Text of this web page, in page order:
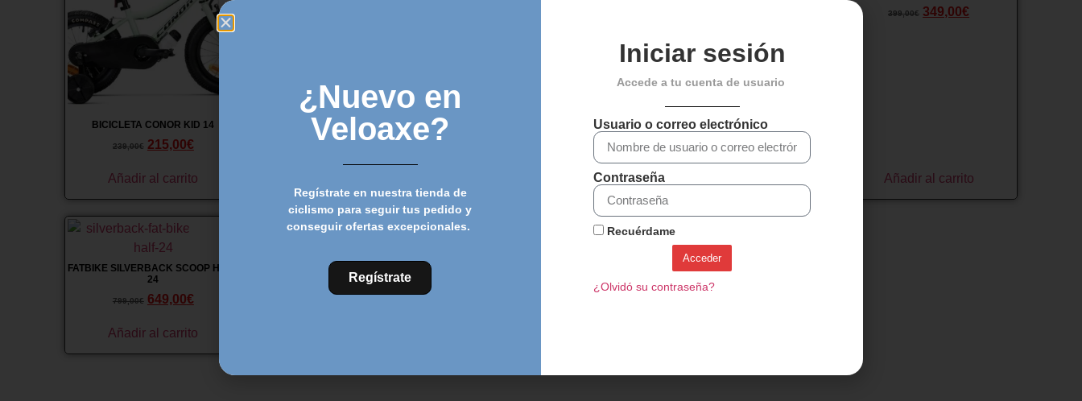
BICICLETA CONOR KID 14
239,00€ 215,00€
Añadir al carrito
BICICLETA CONOR HALEBOP 20
329,00€ 295,00€
399,00€ 349,00€
Añadir al carrito
¡Oferta!
FATBIKE SILVERBACK SCOOP HALF
24
799,00€ 649,00€
Añadir al carrito
¿Nuevo en
Veloaxe?
Regístrate en nuestra tienda de
ciclismo para seguir tus pedido y
conseguir ofertas excepcionales.
Regístrate
Iniciar sesión
Accede a tu cuenta de usuario
Usuario o correo electrónico
Contraseña
Recuérdame
Acceder
¿Olvidó su contraseña?